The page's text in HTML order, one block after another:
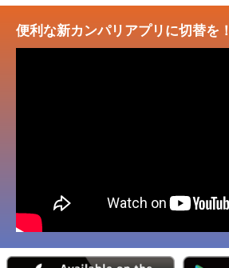
便利な新カンパリアプリに切替を！